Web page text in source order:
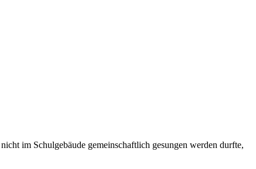
im Schulgebäude gemeinschaftlich gesungen werden durfte,